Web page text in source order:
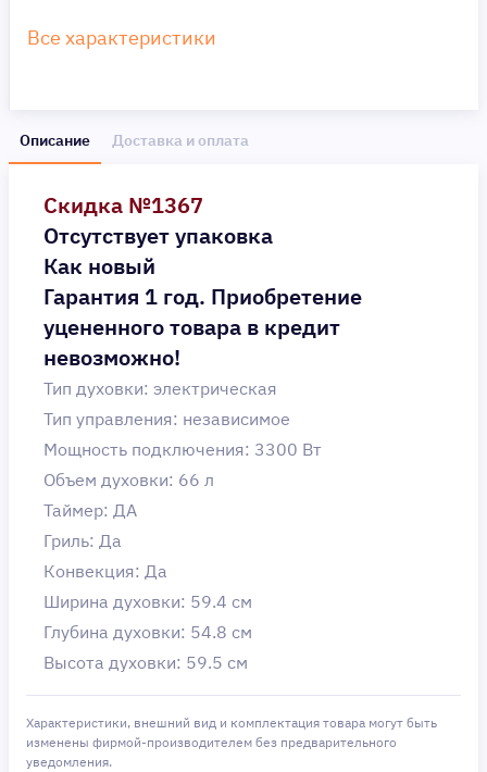
Все характеристики
Описание Доставка и оплата
Скидка №1367
Отсутствует упаковка
Как новый
Гарантия 1 год. Приобретение
уцененного товара в кредит
невозможно!
Тип духовки: электрическая
Тип управления: независимое
Мощность подключения: 3300 Вт
Объем духовки: 66 л
Таймер: ДА
Гриль: Да
Конвекция: Да
Ширина духовки: 59.4 см
Глубина духовки: 54.8 см
Высота духовки: 59.5 см
Характеристики, внешний вид и комплектация товара могут быть
изменены фирмой-производителем без предварительного
уведомления.